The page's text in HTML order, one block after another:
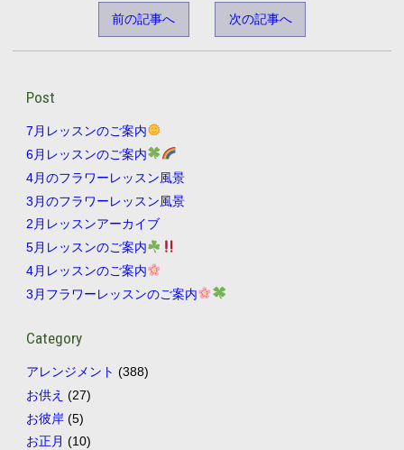
前の記事へ 次の記事へ
Post
7月レッスンのご案内
6月レッスンのご案内
4月のフラワーレッスン風景
3月のフラワーレッスン風景
2月レッスンアーカイブ
5月レッスンのご案内
4月レッスンのご案内
3月フラワーレッスンのご案内
Category
アレンジメント (388)
お供え (27)
お彼岸(5)
お正月 (10)